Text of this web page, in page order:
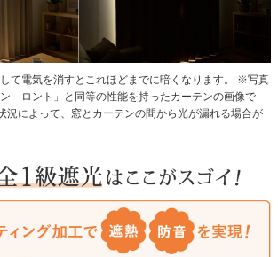
て電気を消すとこれほどまでに暗くなります。
※写真
ロント」と同等の性能を持ったカーテンの画像で
況によって、窓とカーテンの間から光が漏れる場合が